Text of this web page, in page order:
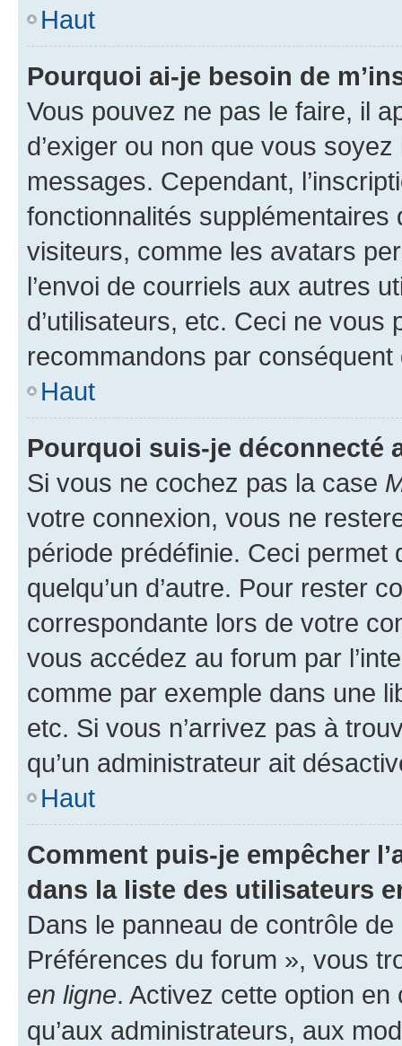
Haut
Pourquoi ai-je besoin de
Vous pouvez ne pas le faire, il
d’exiger ou non que vous
messages. Cependant,
fonctionnalités
visiteurs, comme les avatars
l’envoi de courriels aux autres
d’utilisateurs, etc. Ceci ne vous
recommandons par conséquent
Haut
Pourquoi suis-je déconnecté
Si vous ne cochez pas la case
votre connexion, vous ne
période prédéfinie. Ceci permet
quelqu’un d’autre. Pour rester
correspondante lors de votre
vous accédez au forum par
comme par exemple dans une
etc. Si vous n’arrivez pas à
qu’un administrateur ait
Haut
Comment puis-je empêcher
dans la liste des utilisateurs
Dans le panneau de contrôle
Préférences du forum », vous
en ligne. Activez cette option
qu’aux administrateurs, aux